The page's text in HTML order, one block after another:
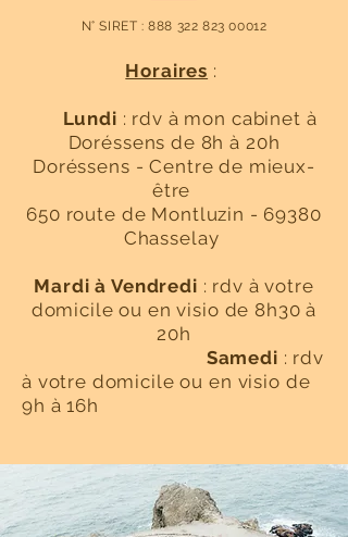
N° SIRET :888 322 823 00012
Horaires :
Lundi : rdv à mon cabinet à
Doréssens de 8h à 20h
Doréssens - Centre de mieux-
être
650 route de Montluzin - 69380
Chasselay
Mardi à Vendredi : rdv à votre
domicile ou en visio de 8h30 à
20h
Samedi : rdv
à votre domicile ou en visio de
9h à 16h